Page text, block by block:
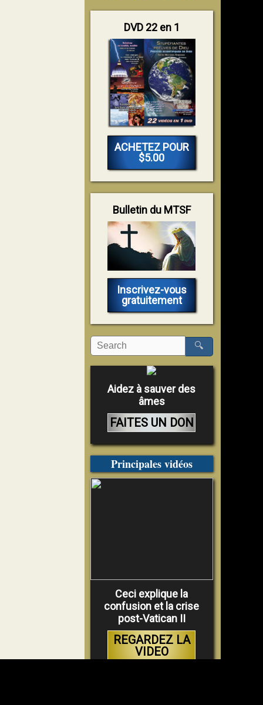
DVD 22 en 1
ACHETEZ POUR
$5.00
Bulletin du MTSF
Inscrivez-vous
gratuitement
🔍
Aidez à sauver des
âmes
FAITES UN DON
Principales vidéos
Ceci explique la
confusion et la crise
post-Vatican II
REGARDEZ LA
VIDEO